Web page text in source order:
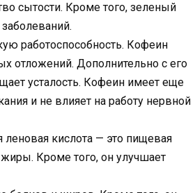
сытости. Кроме того, зеленый
работоспособность. Кофеин
отложений. Дополнительно с его
усталость. Кофеин имеет еще
и не влияет на работу нервной
кислота — это пищевая
Кроме того, он улучшает